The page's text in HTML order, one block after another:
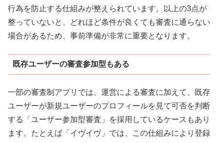
行為を防止する仕組みが整えられています。以上の3点が
整っていないと、どれほど条件が良くても審査に通らない
場合があるため、事前準備が非常に重要となります。
既存ユーザーの審査参加型もある
一部の審査制アプリでは、運営による審査に加えて、既存
ユーザーが新規ユーザーのプロフィールを見て可否を判断
する「ユーザー参加型審査」を採用しているケースもあり
ます。たとえば「イヴイヴ」では、この仕組みにより登録